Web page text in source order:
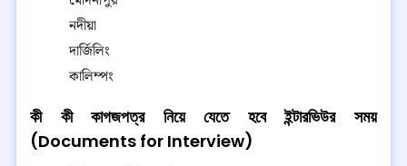
নদীয়া
দার্জিলিং
কালিম্পং
কী কী কাগজপত্র নিয়ে যেতে হবে ইন্টারভিউর সময়
(Documents for Interview)